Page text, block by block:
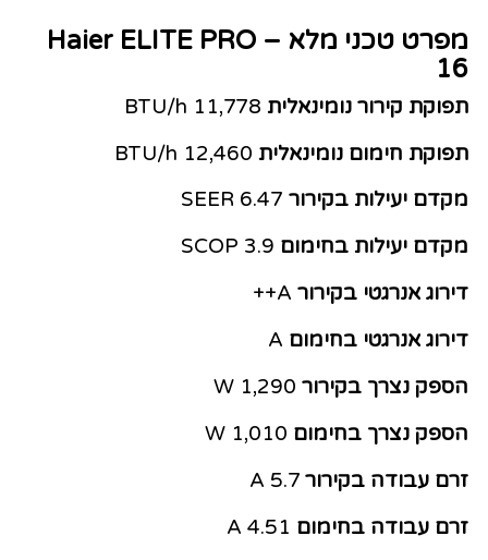
מפרט טכני מלא – Haier ELITE PRO
16
תפוקת קירור נומינאלית
תפוקת חימום נומינאלית
מקדם יעילות בקירור6.47 SEER
מקדם יעילות בחימום
דירוג אנרגטי בקירורA++
דירוג אנרגטי בחימום
הספק נצרך בקירור1,290 W
הספק נצרך בחימום
זרם עבודה בקירור5.7 A
זרם עבודה בחימום